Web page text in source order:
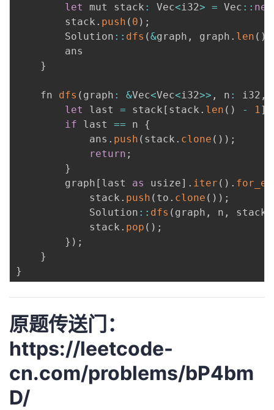
let
mut stack : Vec<i32> = Vec : : new
        stack
. push ( 0 ) ;
        Solution
: : dfs (&graph , graph . len ( )
        ans
}
    fn
dfs ( graph : &Vec<Vec<i32>> , n : i32 ,
let
last = stack [ stack . len ( ) - 1]
if last == n {
            ans
. push ( stack . clone ( ) ) ;
return ;
}
        graph
[ last as usize] . iter ( ) .
            stack
. push ( to . clone ( ) ) ;
            Solution
: : dfs ( graph , n , stack
            stack
. pop ( ) ;
} ) ;
}
}
原题传送门：
https://leetcode-
cn.com/problems/bP4bm
D/